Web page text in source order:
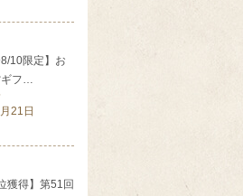
8/10限定】お
ギフ…
21日
獲得】第51回